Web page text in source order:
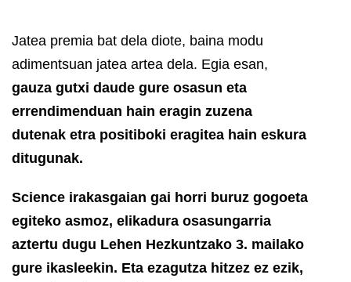
Jatea premia bat dela diote, baina modu
adimentsuan jatea artea dela. Egia esan,
gauza gutxi daude gure osasun eta
errendimenduan hain eragin zuzena
dutenak etra positiboki eragitea hain eskura
ditugunak.
Science irakasgaian gai horri buruz gogoeta
egiteko asmoz, elikadura osasungarria
aztertu dugu Lehen Hezkuntzako 3. mailako
gure ikasleekin. Eta ezagutza hitzez ez ezik,